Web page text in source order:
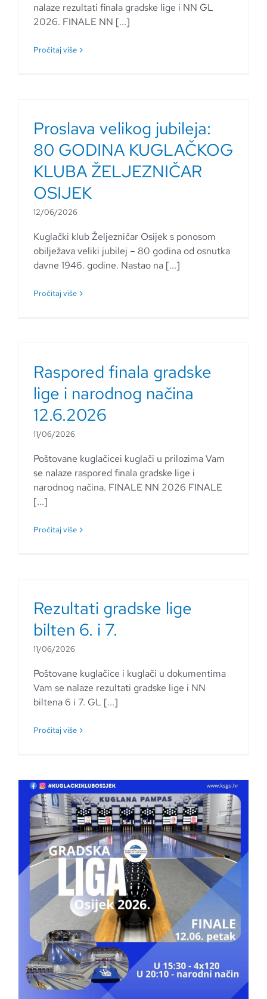
nalaze rezultati finala gradske lige i NN GL
2026. FINALE NN [...]
Pročitaj više
Proslava velikog jubileja:
80 GODINA KUGLAČKOG
KLUBA ŽELJEZNIČAR
OSIJEK
12/06/2026
Kuglački klub Željezničar Osijek s ponosom
obilježava veliki jubilej – 80 godina od osnutka
davne 1946. godine. Nastao na [...]
Pročitaj više
Raspored finala gradske
lige i narodnog načina
12.6.2026
11/06/2026
Poštovane kuglačicei kuglači u prilozima Vam
se nalaze raspored finala gradske lige i
narodnog načina. FINALE NN 2026 FINALE
[...]
Pročitaj više
Rezultati gradske lige
bilten 6. i 7.
11/06/2026
Poštovane kuglačice i kuglači u dokumentima
Vam se nalaze rezultati gradske lige i NN
biltena 6 i 7. GL [...]
Pročitaj više